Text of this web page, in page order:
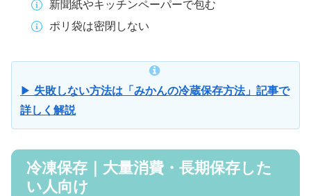
新聞紙やキッチンペーパーで包む
ポリ袋は密閉しない
▶︎ 失敗しない方法は「みかんの冷蔵保存方法」記事で
詳しく解説
冷凍保存｜大量消費・長期保存した
い人向け